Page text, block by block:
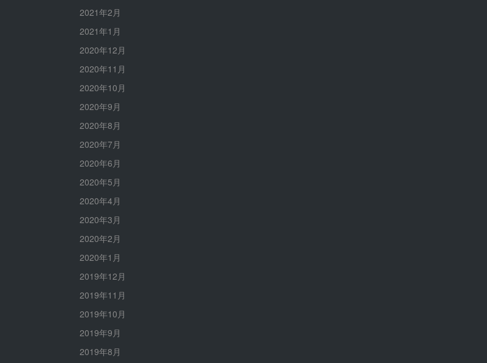
2021年2月
2021年1月
2020年12月
2020年11月
2020年10月
2020年9月
2020年8月
2020年7月
2020年6月
2020年5月
2020年4月
2020年3月
2020年2月
2020年1月
2019年12月
2019年11月
2019年10月
2019年9月
2019年8月